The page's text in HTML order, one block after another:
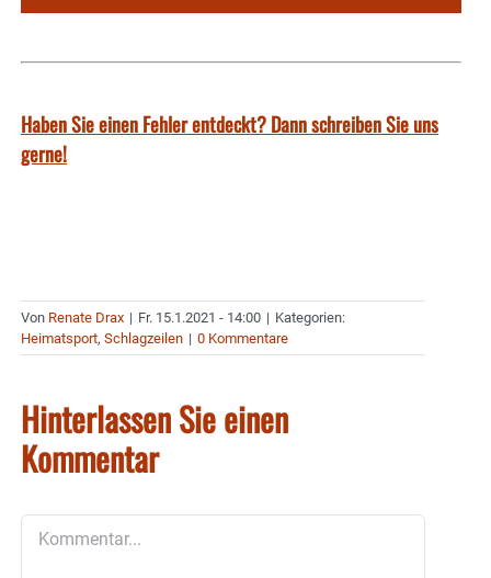
Haben Sie einen Fehler entdeckt? Dann schreiben Sie uns
gerne!
Von Renate Drax | Fr. 15.1.2021 - 14:00 | Kategorien:
Heimatsport, Schlagzeilen | 0 Kommentare
Hinterlassen Sie einen
Kommentar